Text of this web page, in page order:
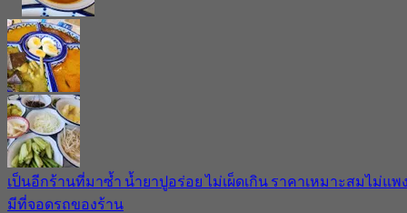
เป็นอีกร้านที่มาซ้ำ น้ำยาปูอร่อย ไม่เผ็ดเกิน ราคาเหมาะสมไม่แพ
มีที่จอดรถของร้าน